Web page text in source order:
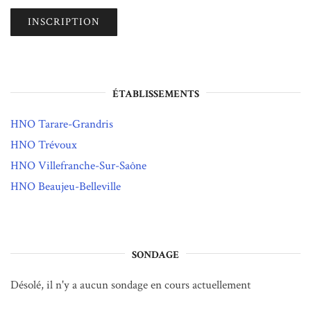
ÉTABLISSEMENTS
HNO Tarare-Grandris
HNO Trévoux
HNO Villefranche-Sur-Saône
HNO Beaujeu-Belleville
SONDAGE
Désolé, il n'y a aucun sondage en cours actuellement